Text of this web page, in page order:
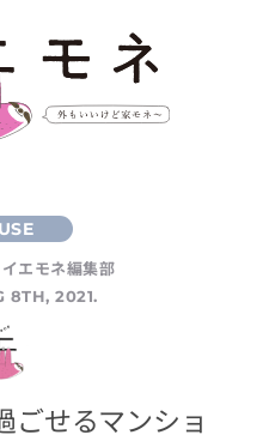
イエモネ編集部
8TH, 2021.
ごせるマンショ